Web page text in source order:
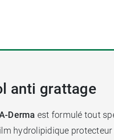
anti grattage
Derma est formulé tout
hydrolipidique